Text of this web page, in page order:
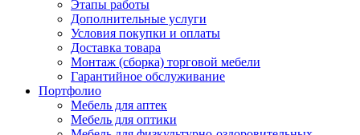
Этапы работы
Дополнительные услуги
Условия покупки и оплаты
Доставка товара
Монтаж (сборка) торговой мебели
Гарантийное обслуживание
Портфолио
Мебель для аптек
Мебель для оптики